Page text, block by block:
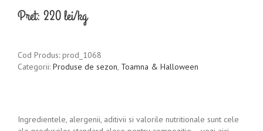
Pret: 220 lei/kg
Cod Produs: prod_1068
Categorii: Produse de sezon, Toamna & Halloween
Ingredientele, alergenii, aditivii si valorile nutritionale sunt cele